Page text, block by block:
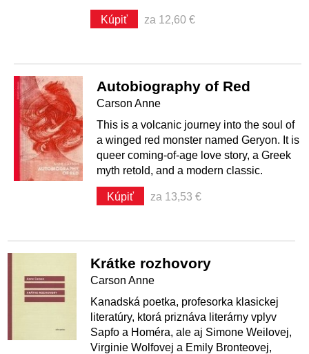
Kúpiť za 12,60 €
Autobiography of Red
Carson Anne
This is a volcanic journey into the soul of
a winged red monster named Geryon. It is
queer coming-of-age love story, a Greek
myth retold, and a modern classic.
Kúpiť za 13,53 €
Krátke rozhovory
Carson Anne
Kanadská poetka, profesorka klasickej
literatúry, ktorá priznáva literárny vplyv
Sapfo a Homéra, ale aj Simone Weilovej,
Virginie Wolfovej a Emily Bronteovej,